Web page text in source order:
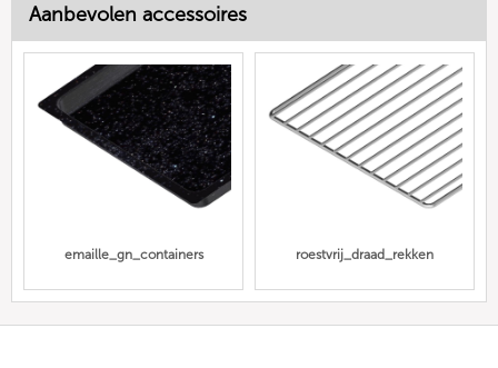
Aanbevolen accessoires
emaille_gn_containers roestvrij_draad_rekken